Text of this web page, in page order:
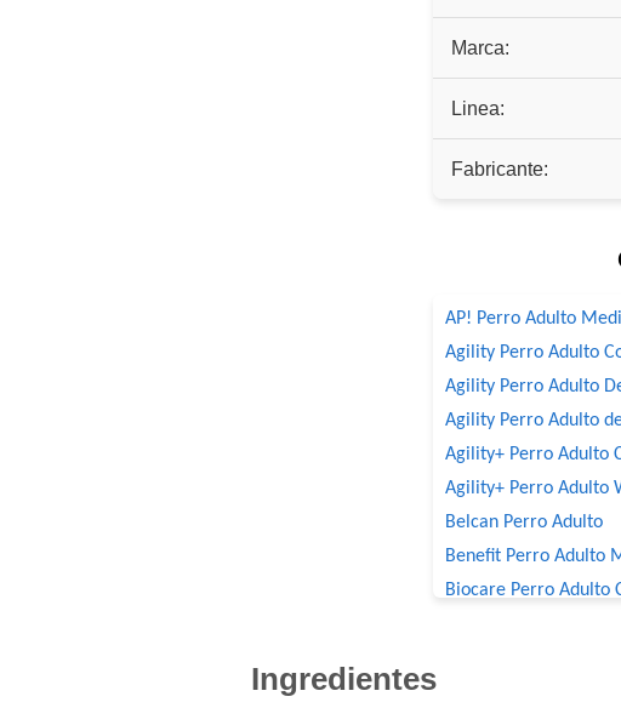
Marca:
Linea:
Fabricante:
AP! Perro Adulto
Agility Perro Adulto
Agility Perro Adulto
Agility Perro Adulto
Agility+ Perro Adulto
Agility+ Perro Adulto
Belcan Perro Adulto
Benefit Perro Adulto
Biocare Perro Adulto
Ingredientes